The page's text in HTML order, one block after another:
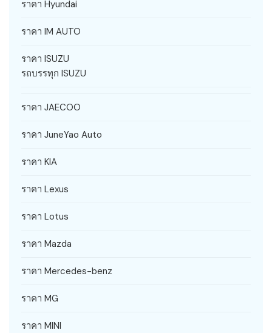
ราคา Hyundai
ราคา IM AUTO
ราคา ISUZU
รถบรรทุก ISUZU
ราคา JAECOO
ราคา JuneYao Auto
ราคา KIA
ราคา Lexus
ราคา Lotus
ราคา Mazda
ราคา Mercedes-benz
ราคา MG
ราคา MINI